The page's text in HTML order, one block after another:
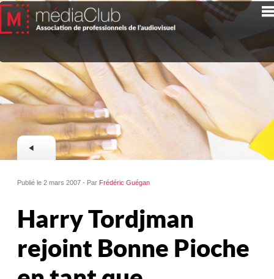
Publié le 2 mars 2007 - Par Frédéric Guégan
Harry Tordjman
rejoint Bonne Pioche